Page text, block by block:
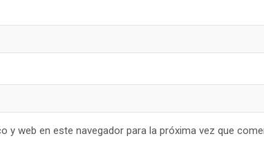
y web en este navegador para la próxima vez que